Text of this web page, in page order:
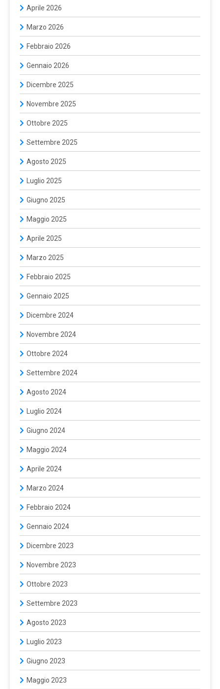
Aprile 2026
Marzo 2026
Febbraio 2026
Gennaio 2026
Dicembre 2025
Novembre 2025
Ottobre 2025
Settembre 2025
Agosto 2025
Luglio 2025
Giugno 2025
Maggio 2025
Aprile 2025
Marzo 2025
Febbraio 2025
Gennaio 2025
Dicembre 2024
Novembre 2024
Ottobre 2024
Settembre 2024
Agosto 2024
Luglio 2024
Giugno 2024
Maggio 2024
Aprile 2024
Marzo 2024
Febbraio 2024
Gennaio 2024
Dicembre 2023
Novembre 2023
Ottobre 2023
Settembre 2023
Agosto 2023
Luglio 2023
Giugno 2023
Maggio 2023